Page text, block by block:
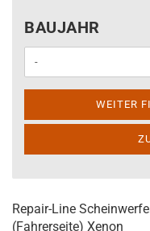
BAUJAHR
BAUJAHR
WEITER
Repair-Line
(Fahrerseite) Xenon